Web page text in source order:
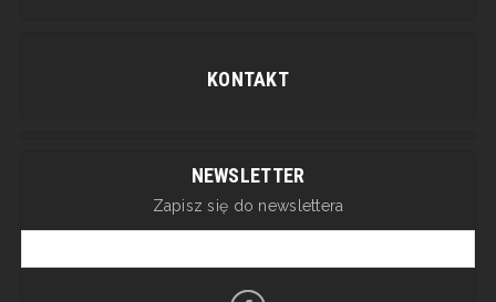
KONTAKT
NEWSLETTER
Zapisz się do newslettera